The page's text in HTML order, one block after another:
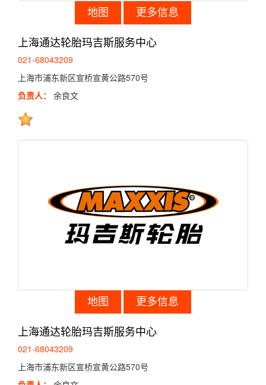
地图 更多信息
上海通达轮胎玛吉斯服务中心
021-68043209
上海市浦东新区宣桥宣黄公路570号
负责人：
余良文
地图 更多信息
上海通达轮胎玛吉斯服务中心
021-68043209
上海市浦东新区宣桥宣黄公路570号